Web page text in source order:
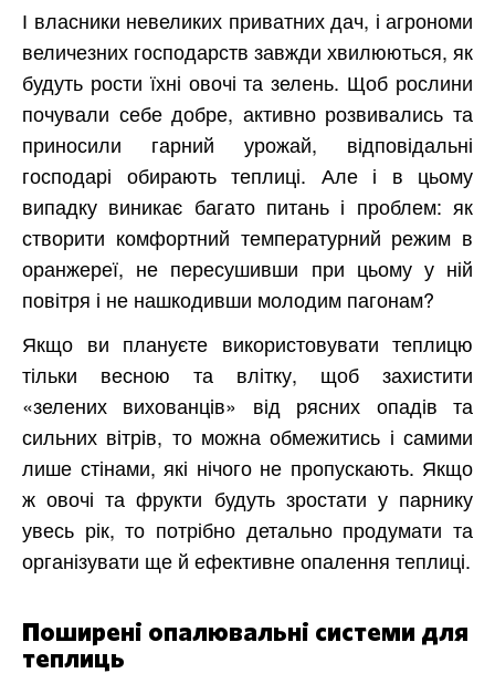
І власники невеликих приватних дач, і агрономи
величезних господарств завжди хвилюються, як
будуть рости їхні овочі та зелень. Щоб рослини
почували себе добре, активно розвивались та
приносили гарний урожай, відповідальні
господарі обирають теплиці. Але і в цьому
випадку виникає багато питань і проблем: як
створити комфортний температурний режим в
оранжереї, не пересушивши при цьому у ній
повітря і не нашкодивши молодим пагонам?
Якщо ви плануєте використовувати теплицю
тільки весною та влітку, щоб захистити
«зелених вихованців» від рясних опадів та
сильних вітрів, то можна обмежитись і самими
лише стінами, які нічого не пропускають. Якщо
ж овочі та фрукти будуть зростати у парнику
увесь рік, то потрібно детально продумати та
організувати ще й ефективне опалення теплиці.
Поширені опалювальні системи для
теплиць